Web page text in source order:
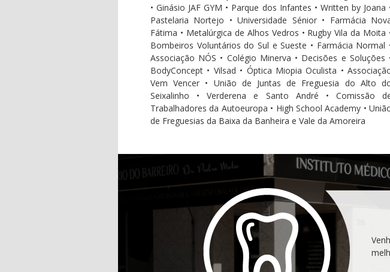
• Ginásio JAF GYM • Parque dos Infantes • Written by Joana
Pastelaria Nortejo • Universidade Sénior • Farmácia
Fátima • Metalúrgica de Alhos Vedros • Rugby Vila da Moita
Bombeiros Voluntários do Sul e Sueste • Farmácia Normal
Associação NÓS • Colégio Minerva • Decisões e Soluções
BodyConcept • Vilsad • Óptica Miopia Oculista •
Vem Vencer • União de Juntas de Freguesia do Alto
Seixalinho • Verderena e Santo André • Comissão
Trabalhadores da Autoeuropa • High School Academy •
de Freguesias da Baixa da Banheira e Vale da Amoreira